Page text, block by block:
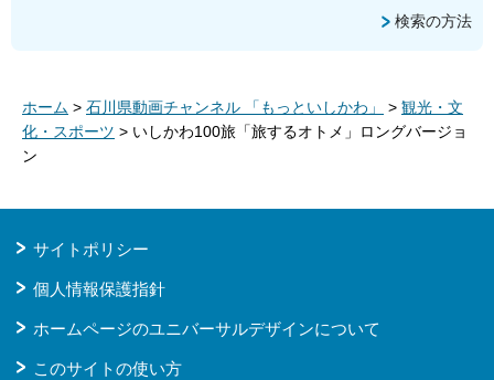
検索の方法
ホーム > 石川県動画チャンネル 「もっといしかわ」 > 観光・文
化・スポーツ > いしかわ100旅「旅するオトメ」ロングバージョ
ン
サイトポリシー
個人情報保護指針
ホームページのユニバーサルデザインについて
このサイトの使い方